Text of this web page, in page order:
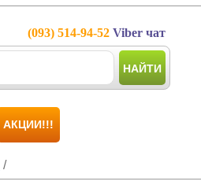
(093) 514-94-52 Viber чат
НАЙТИ
АКЦИИ!!!
/